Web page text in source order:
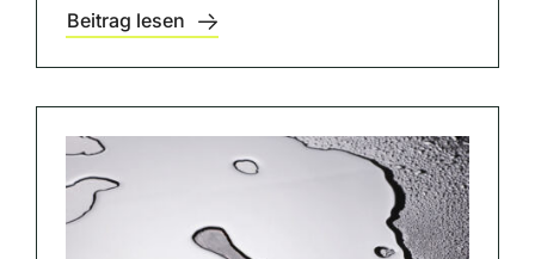
Beitrag lesen